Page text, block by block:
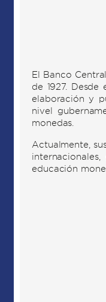
El Banco
de 1927.
elaboración y
nivel
monedas.
Actualmente,
educación